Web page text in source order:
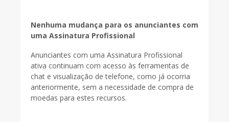
Nenhuma mudança para os anunciantes com
uma Assinatura Profissional
Anunciantes com uma Assinatura Profissional
ativa continuam com acesso às ferramentas de
chat e visualização de telefone, como já ocorria
anteriormente, sem a necessidade de compra de
moedas para estes recursos.